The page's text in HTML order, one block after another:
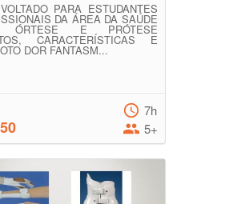
PARA ESTUDANTES
DA ÁREA DA SAÚDE
ÓRTESE E PRÓTESE
CARACTERÍSTICAS E
DOR FANTASM...
7h
5+